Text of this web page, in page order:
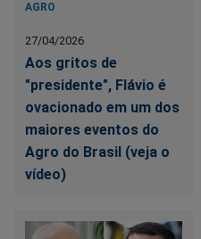
AGRO
27/04/2026
Aos gritos de
"presidente", Flávio é
ovacionado em um dos
maiores eventos do
Agro do Brasil (veja o
vídeo)